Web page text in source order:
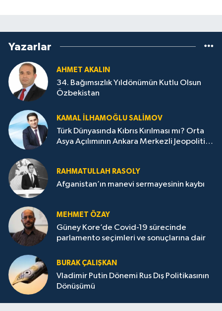
Yazarlar
AHMET AKALIN
34. Bağımsızlık Yıldönümün Kutlu Olsun
Özbekistan
KAMAL İLHAMOĞLU SALIMOV
Türk Dünyasında Kıbrıs Kırılması mı? Orta
Asya Açılımının Ankara Merkezli Jeopolitik
RAHMATULLAH RASOLY
Afganistan’ın manevi sermayesinin kaybı
MEHMET ÖZAY
Güney Kore’de Covid-19 sürecinde
parlamento seçimleri ve sonuçlarına dair
BURAK ÇALIŞKAN
Vladimir Putin Dönemi Rus Dış Politikasının
Dönüşümü